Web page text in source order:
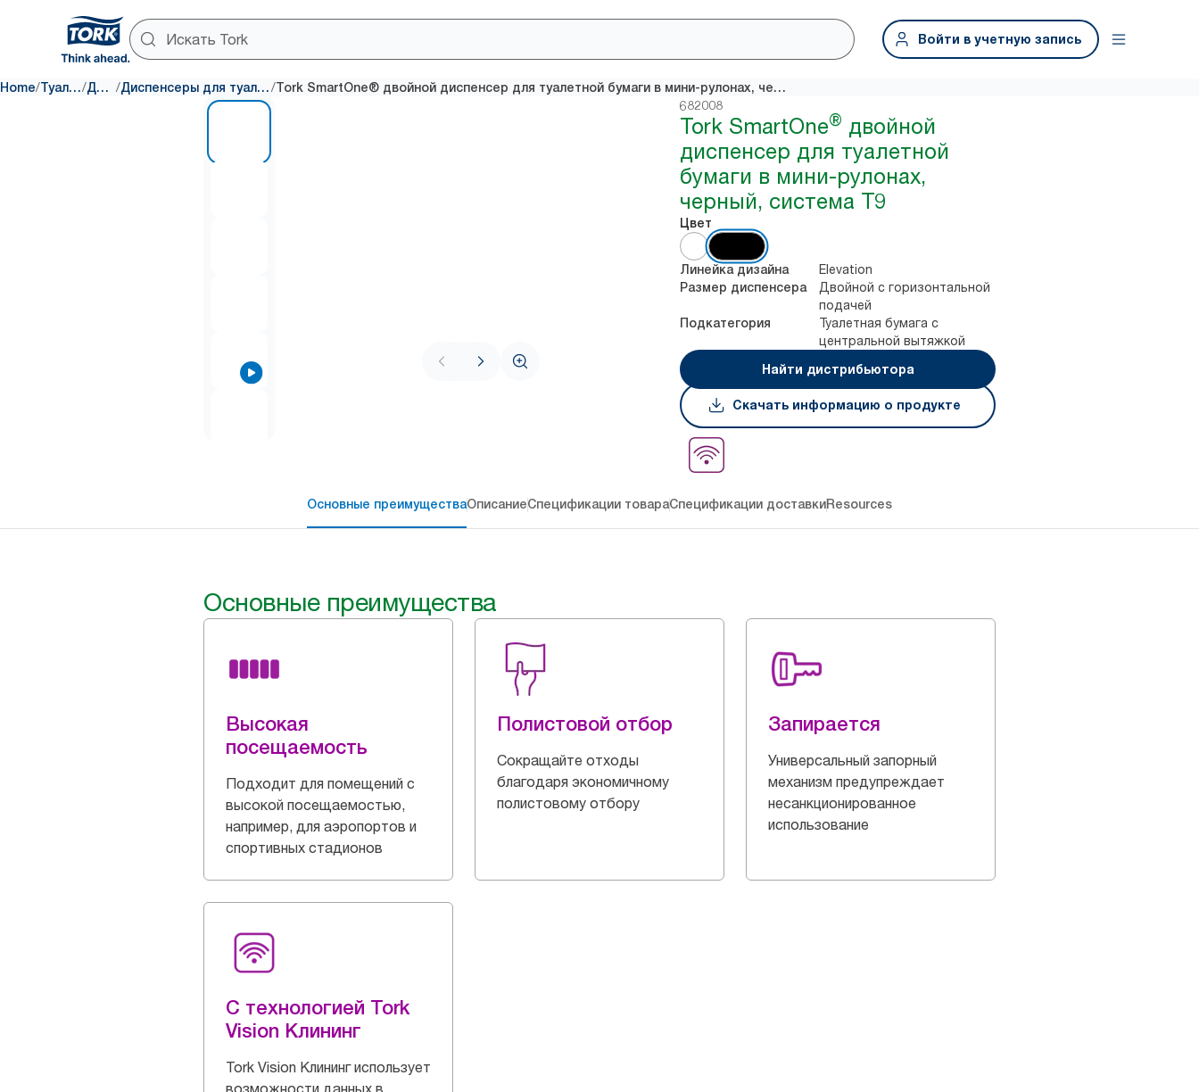
Войти в учетную запись
Home/ Туалетная бумага/ Диспенсеры / Диспенсеры для туалетной бумаги с центральной вытяжкой/ Tork SmartOne® двойной диспенсер для туалетной бумаги в мини-рулонах, черный, система T9
682008
Tork SmartOne® двойной
диспенсер для туалетной
бумаги в мини-рулонах,
черный, система T9
Цвет
Линейка дизайна Elevation
Размер диспенсера
Двойной с горизонтальной
подачей
Подкатегория
Туалетная бумага с
центральной вытяжкой
Найти дистрибьютора
Скачать информацию о продукте
Основные преимуществаОписаниеСпецификации товараСпецификации доставкиResources
Основные преимущества
Высокая
посещаемость
Подходит для помещений с
высокой посещаемостью,
например, для аэропортов и
спортивных стадионов
Полистовой отбор
Сокращайте отходы
благодаря экономичному
полистовому отбору
Запирается
Универсальный запорный
механизм предупреждает
несанкционированное
использование
С технологией Tork
Vision Клининг
Tork Vision Клининг использует
возможности данных в